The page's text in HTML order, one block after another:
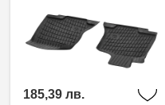
водача/пътника
отпред, Комплект от 2
185,39 лв.